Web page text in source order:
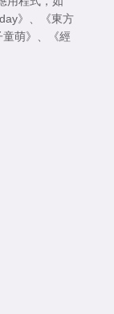
》
《東方
萌》
《經